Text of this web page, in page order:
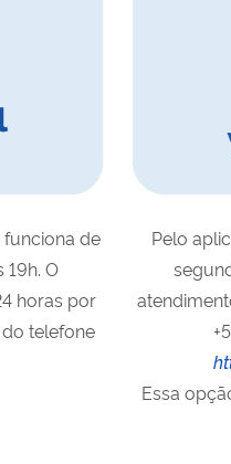
de
19h. O
horas por
telefone
Pelo
Essa